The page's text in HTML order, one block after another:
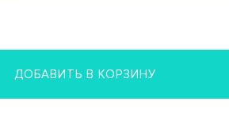
ДОБАВИТЬ В КОРЗИНУ